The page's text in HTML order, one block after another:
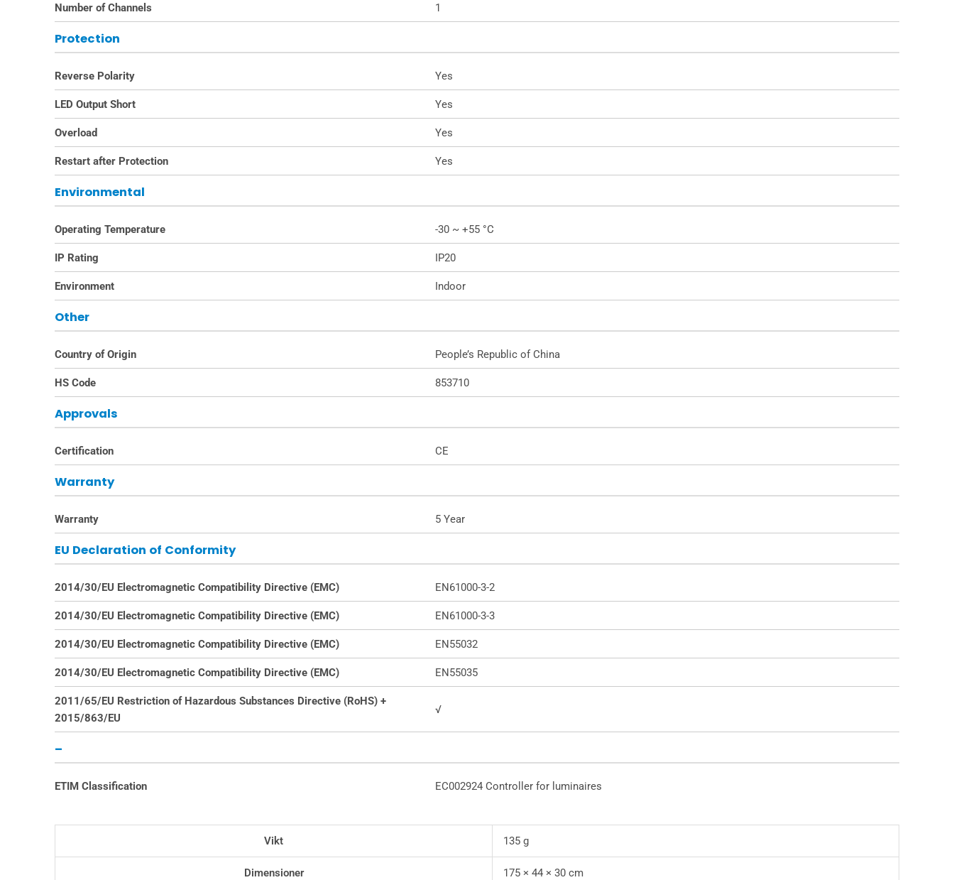
Number of Channels 1
Protection
Reverse Polarity Yes
LED Output Short Yes
Overload Yes
Restart after Protection Yes
Environmental
Operating Temperature -30 ~ +55 °C
IP Rating IP20
Environment Indoor
Other
Country of Origin People’s Republic of China
HS Code 853710
Approvals
Certification CE
Warranty
Warranty 5 Year
EU Declaration of Conformity
2014/30/EU Electromagnetic Compatibility Directive (EMC) EN61000-3-2
2014/30/EU Electromagnetic Compatibility Directive (EMC) EN61000-3-3
2014/30/EU Electromagnetic Compatibility Directive (EMC) EN55032
2014/30/EU Electromagnetic Compatibility Directive (EMC) EN55035
2011/65/EU Restriction of Hazardous Substances Directive (RoHS) +
2015/863/EU
√
–
ETIM Classification EC002924 Controller for luminaires
Vikt 135 g
Dimensioner 175 × 44 × 30 cm